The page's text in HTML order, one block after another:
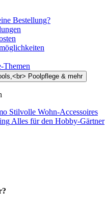
Bestellung?
Stilvolle Wohn-Accessoires
Alles für den Hobby-Gärtner